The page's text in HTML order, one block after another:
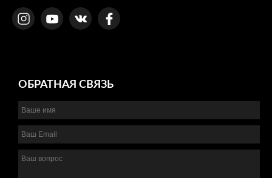
ОБРАТНАЯ СВЯЗЬ